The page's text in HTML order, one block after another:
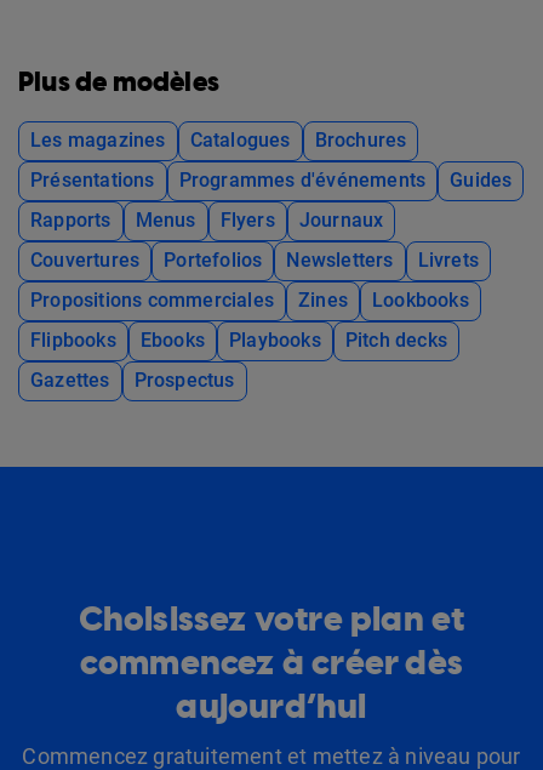
Plus de modèles
Les magazines Catalogues
Brochures
Présentations
Programmes d'événements
Guides
Rapports
Menus Flyers
Journaux
Couvertures
Portefolios Newsletters
Livrets
Propositions commerciales
Zines
Lookbooks
Flipbooks
Ebooks Playbooks
Pitch decks
Gazettes
Prospectus
Choisissez votre plan et
commencez à créer dès
aujourd’hui
Commencez gratuitement et mettez à niveau pour